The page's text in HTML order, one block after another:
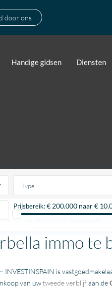
door ons
Handige gidsen Diensten
Type
Prijsbereik: € 200.000 naar €
dat Marbella immo te bieden heeft
immo te
INVESTINSPAIN is
van uwtweede verblijfaan de